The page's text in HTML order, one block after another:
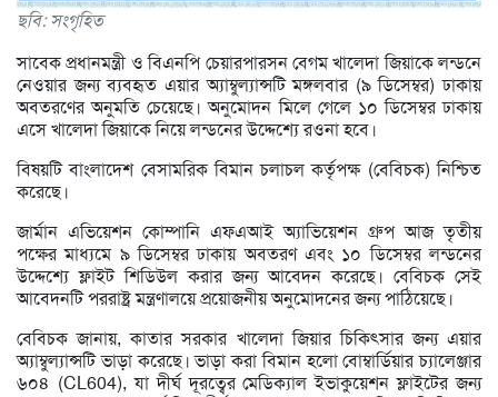
ছবি: সংগৃহিত
সাবেক প্রধানমন্ত্রী ও বিএনপি চেয়ারপারসন বেগম খালেদা জিয়াকে লন্ডনে
নেওয়ার জন্য ব্যবহৃত এয়ার অ্যাম্বুল্যান্সটি মঙ্গলবার (৯ ডিসেম্বর) ঢাকায়
অবতরণের অনুমতি চেয়েছে। অনুমোদন মিলে গেলে ১০ ডিসেম্বর ঢাকায়
এসে খালেদা জিয়াকে নিয়ে লন্ডনের উদ্দেশ্যে রওনা হবে।
বিষয়টি বাংলাদেশ বেসামরিক বিমান চলাচল কর্তৃপক্ষ (বেবিচক) নিশ্চিত
করেছে।
জার্মান এভিয়েশন কোম্পানি এফএআই অ্যাভিয়েশন গ্রুপ আজ তৃতীয়
পক্ষের মাধ্যমে ৯ ডিসেম্বর ঢাকায় অবতরণ এবং ১০ ডিসেম্বর লন্ডনের
উদ্দেশ্যে ফ্লাইট শিডিউল করার জন্য আবেদন করেছে। বেবিচক সেই
আবেদনটি পররাষ্ট্র মন্ত্রণালয়ে প্রয়োজনীয় অনুমোদনের জন্য পাঠিয়েছে।
বেবিচক জানায়, কাতার সরকার খালেদা জিয়ার চিকিৎসার জন্য এয়ার
অ্যাম্বুল্যান্সটি ভাড়া করেছে। ভাড়া করা বিমান হলো বোম্বার্ডিয়ার চ্যালেঞ্জার
৬০৪ (CL604), যা দীর্ঘ দূরত্বের মেডিক্যাল ইভাকুয়েশন ফ্লাইটের জন্য